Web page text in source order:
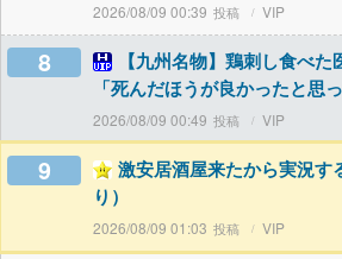
2026/08/09 00:39 VIP
8
【九州名物】鶏刺し食べ
「死んだほうが良かったと思
2026/08/09 00:49 VIP
9
激安居酒屋来たから実況す
り）
2026/08/09 01:03 VIP